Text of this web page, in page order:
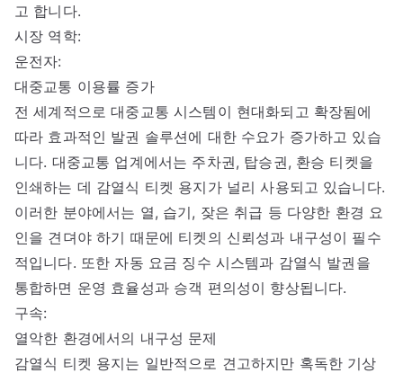
고 합니다.
시장 역학:
운전자:
대중교통 이용률 증가
전 세계적으로 대중교통 시스템이 현대화되고 확장됨에
따라 효과적인 발권 솔루션에 대한 수요가 증가하고 있습
니다. 대중교통 업계에서는 주차권, 탑승권, 환승 티켓을
인쇄하는 데 감열식 티켓 용지가 널리 사용되고 있습니다.
이러한 분야에서는 열, 습기, 잦은 취급 등 다양한 환경 요
인을 견뎌야 하기 때문에 티켓의 신뢰성과 내구성이 필수
적입니다. 또한 자동 요금 징수 시스템과 감열식 발권을
통합하면 운영 효율성과 승객 편의성이 향상됩니다.
구속:
열악한 환경에서의 내구성 문제
감열식 티켓 용지는 일반적으로 견고하지만 혹독한 기상